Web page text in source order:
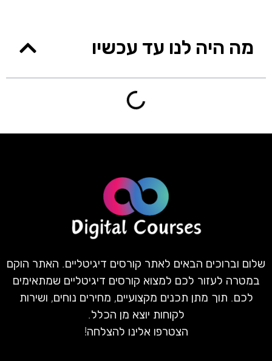
מה היה לנו עד עכשיו
שלום וברוכים הבאים לאתר קורסים דיגיטליים. האתר הוקם
במטרה לעזור לכם למצוא קורסים דיגיטליים שמתאימים
לכם. תוך מתן תכנים מקצועיים, מחירים נוחים, ושירות
לקוחות יוצא מן הכלל.
הצטרפו אלינו להצלחה!